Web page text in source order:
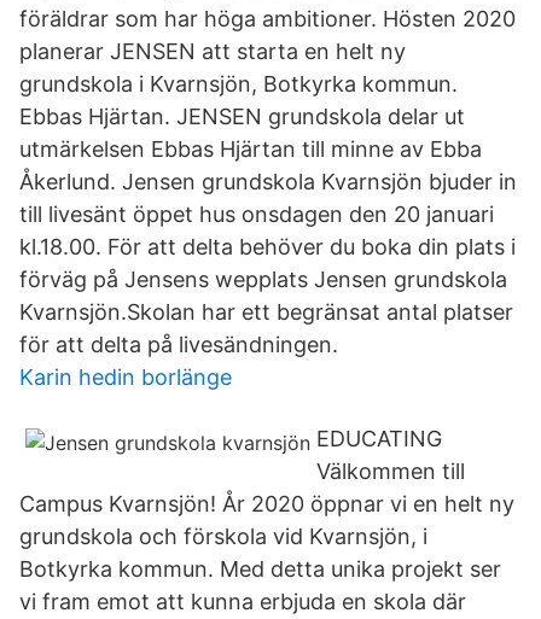
föräldrar som har höga ambitioner. Hösten 2020
planerar JENSEN att starta en helt ny
grundskola i Kvarnsjön, Botkyrka kommun.
Ebbas Hjärtan. JENSEN grundskola delar ut
utmärkelsen Ebbas Hjärtan till minne av Ebba
Åkerlund. Jensen grundskola Kvarnsjön bjuder in
till livesänt öppet hus onsdagen den 20 januari
kl.18.00. För att delta behöver du boka din plats i
förväg på Jensens wepplats Jensen grundskola
Kvarnsjön.Skolan har ett begränsat antal platser
för att delta på livesändningen.
Karin hedin borlänge
EDUCATING
Välkommen till
Campus Kvarnsjön! År 2020 öppnar vi en helt ny
grundskola och förskola vid Kvarnsjön, i
Botkyrka kommun. Med detta unika projekt ser
vi fram emot att kunna erbjuda en skola där